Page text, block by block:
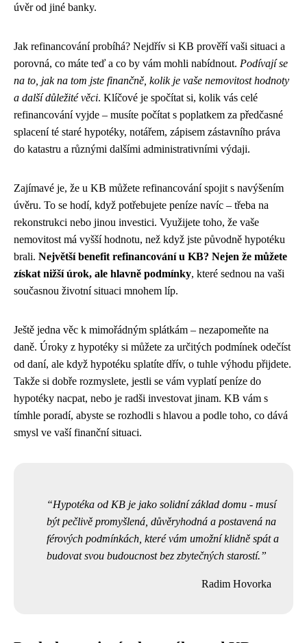
úvěr od jiné banky.
Jak refinancování probíhá? Nejdřív si KB prověří vaši situaci a
porovná, co máte teď a co by vám mohli nabídnout. Podívají se
na to, jak na tom jste finančně, kolik je vaše nemovitost hodnoty
a další důležité věci. Klíčové je spočítat si, kolik vás celé
refinancování vyjde – musíte počítat s poplatkem za předčasné
splacení té staré hypotéky, notářem, zápisem zástavního práva
do katastru a různými dalšími administrativními výdaji.
Zajímavé je, že u KB můžete refinancování spojit s navýšením
úvěru. To se hodí, když potřebujete peníze navíc – třeba na
rekonstrukci nebo jinou investici. Využijete toho, že vaše
nemovitost má vyšší hodnotu, než když jste původně hypotéku
brali. Největší benefit refinancování u KB? Nejen že můžete
získat nižší úrok, ale hlavně podmínky, které sednou na vaši
současnou životní situaci mnohem líp.
Ještě jedna věc k mimořádným splátkám – nezapomeňte na
daně. Úroky z hypotéky si můžete za určitých podmínek odečíst
od daní, ale když hypotéku splatíte dřív, o tuhle výhodu přijdete.
Takže si dobře rozmyslete, jestli se vám vyplatí peníze do
hypotéky nacpat, nebo je radši investovat jinam. KB vám s
tímhle poradí, abyste se rozhodli s hlavou a podle toho, co dává
smysl ve vaší finanční situaci.
Hypotéka od KB je jako solidní základ domu - musí
být pečlivě promyšlená, důvěryhodná a postavená na
férových podmínkách, které vám umožní klidně spát a
budovat svou budoucnost bez zbytečných starostí.
Radim Hovorka